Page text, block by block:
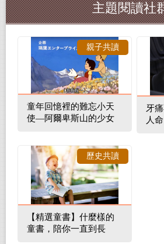
主題閱讀社
童年回憶裡的難忘小天
使—阿爾卑斯山的少女
親子共讀
牙
人
【精選童書】什麼樣的
童書，陪你一直到長
歷史共讀